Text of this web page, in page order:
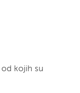
od kojih su